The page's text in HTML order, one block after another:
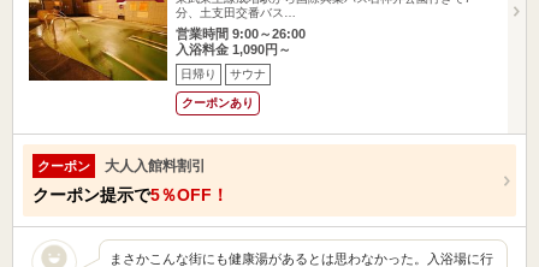
分、土支田交番バス…
営業時間 9:00～26:00
入浴料金 1,090円～
日帰り サウナ
クーポンあり
クーポン 大人入館料割引
クーポン提示で5％OFF！
まさかこんな街にも健康湯があるとは思わなかった。入浴場に行